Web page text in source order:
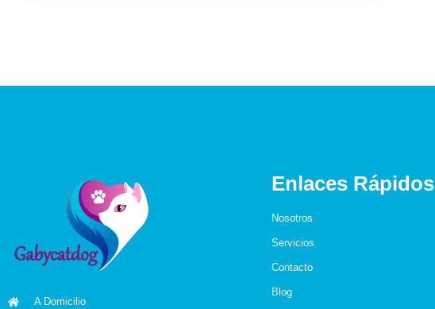
A Domicilio
Enlaces Rápidos
Nosotros
Servicios
Contacto
Blog